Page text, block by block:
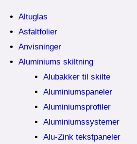
Altuglas
Asfaltfolier
Anvisninger
Aluminiums skiltning
Alubakker til skilte
Aluminiumspaneler
Aluminiumsprofiler
Aluminiumssystemer
Alu-Zink tekstpaneler